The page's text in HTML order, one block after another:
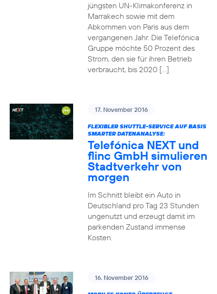
jüngsten UN-Klimakonferenz in
Marrakech sowie mit dem
Abkommen von Paris aus dem
vergangenen Jahr. Die Telefónica
Gruppe möchte 50 Prozent des
Strom, den sie für ihren Betrieb
verbraucht, bis 2020 […]
17. November 2016
FLEXIBLER SHUTTLE-SERVICE AUF BASIS
SMARTER DATENANALYSE:
Telefónica NEXT und
flinc GmbH simulieren
Stadtverkehr von
morgen
Im Schnitt bleibt ein Auto in
Deutschland pro Tag 23 Stunden
ungenutzt und erzeugt damit im
parkenden Zustand immense
Kosten.
16. November 2016